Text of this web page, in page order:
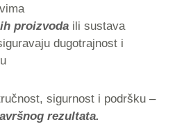
proizvoda ili sustava
dugotrajnost i
sigurnost i podršku –
rezultata.